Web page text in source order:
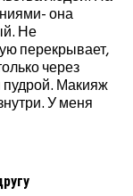
она
Не
перекрывает,
через
пудрой. Макияж
У меня